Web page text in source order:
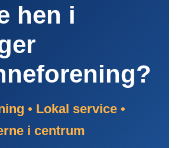
hen i
• Lokal service •
i centrum